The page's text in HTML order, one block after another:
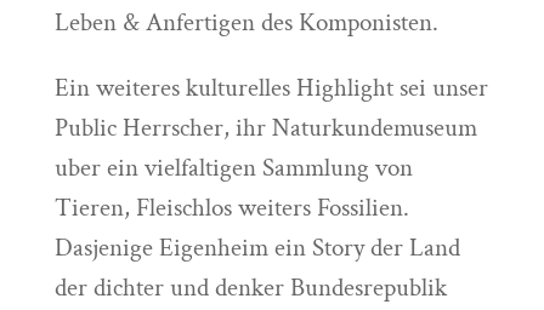
Leben & Anfertigen des Komponisten.
Ein weiteres kulturelles Highlight sei unser
Public Herrscher, ihr Naturkundemuseum
uber ein vielfaltigen Sammlung von
Tieren, Fleischlos weiters Fossilien.
Dasjenige Eigenheim ein Story der Land
der dichter und denker Bundesrepublik